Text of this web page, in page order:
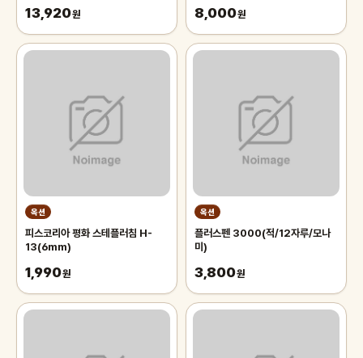
13,920원 8,000원
옥션
피스코리아 평화 스테플러침 H-
13(6mm)
1,990원
옥션
플러스펜 3000(적/12자루/모나
미)
3,800원